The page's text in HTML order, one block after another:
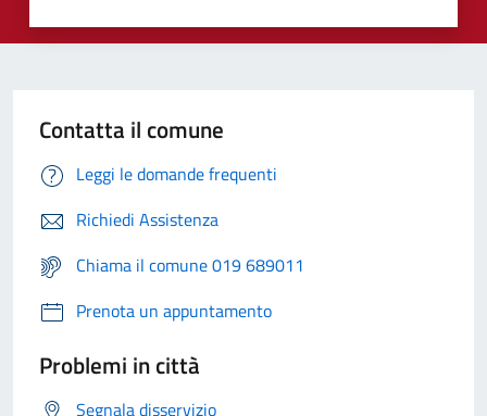
Contatta il comune
Leggi le domande frequenti
Richiedi Assistenza
Chiama il comune 019 689011
Prenota un appuntamento
Problemi in città
Segnala disservizio